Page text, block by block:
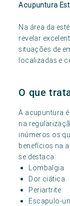
Acupuntura
Na área da
revelar
situações de
localizadas e
O que
A acupuntura
na
inúmeros os
benefícios na
se destaca:
Lombalgia
Dor ciática
Periartrite
Escapulo-